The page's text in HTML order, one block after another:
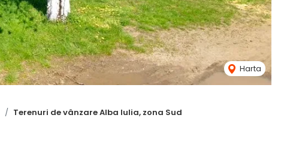
Harta
Terenuri de vânzare Alba Iulia, zona Sud